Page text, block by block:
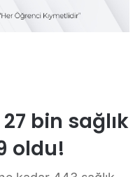
bin sağlık
oldu!